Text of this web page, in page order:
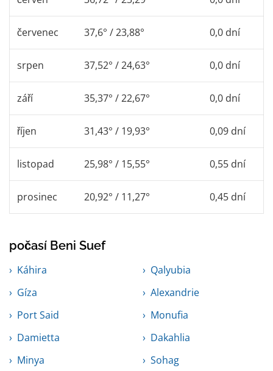
červenec 37,6° / 23,88° 0,0 dní
srpen 37,52° / 24,63° 0,0 dní
září 35,37° / 22,67° 0,0 dní
říjen 31,43° / 19,93° 0,09 dní
listopad 25,98° / 15,55° 0,55 dní
prosinec 20,92° / 11,27° 0,45 dní
počasí Beni Suef
Káhira
Qalyubia
Gíza
Alexandrie
Port Said
Monufia
Damietta
Dakahlia
Minya
Sohag